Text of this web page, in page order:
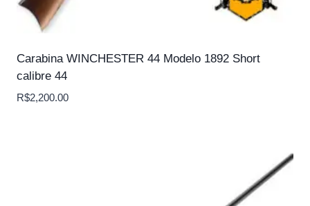
Carabina WINCHESTER 44 Modelo 1892 Short
calibre 44
R$2,200.00